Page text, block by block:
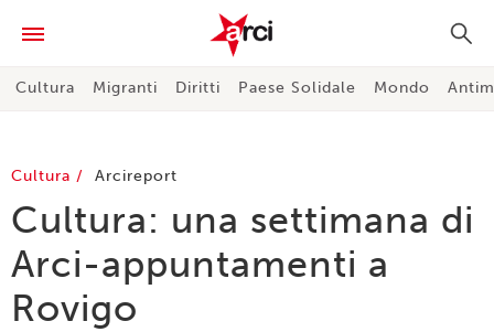
Cultura Migranti Diritti Paese Solidale Mondo
Cultura Arcireport
Cultura: una settimana di
Arci-appuntamenti a
Rovigo